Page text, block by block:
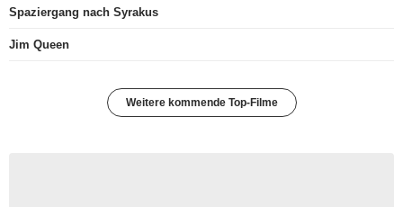
Spaziergang nach Syrakus
Jim Queen
Weitere kommende Top-Filme